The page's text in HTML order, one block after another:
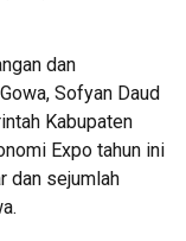
dan
Sofyan Daud
Kabupaten
Expo tahun ini
dan sejumlah